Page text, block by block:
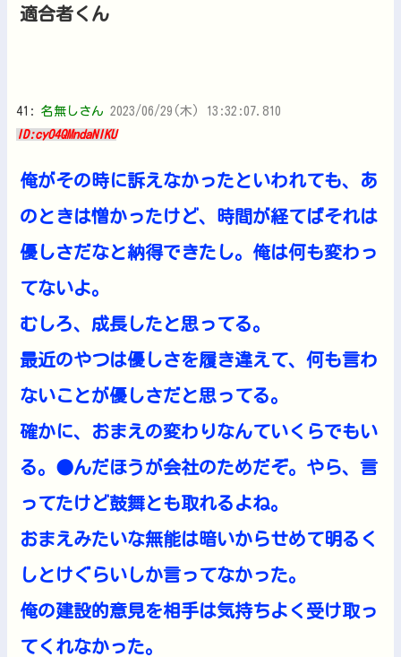
適合者くん
41: 名無しさん 2023/06/29(木) 13:32:07.810
ID:cyO4QMndaNIKU
俺がその時に訴えなかったといわれても、あ
のときは憎かったけど、時間が経てばそれは
優しさだなと納得できたし。俺は何も変わっ
てないよ。
むしろ、成長したと思ってる。
最近のやつは優しさを履き違えて、何も言わ
ないことが優しさだと思ってる。
確かに、おまえの変わりなんていくらでもい
る。●んだほうが会社のためだぞ。やら、言
ってたけど鼓舞とも取れるよね。
おまえみたいな無能は暗いからせめて明るく
しとけぐらいしか言ってなかった。
俺の建設的意見を相手は気持ちよく受け取っ
てくれなかった。